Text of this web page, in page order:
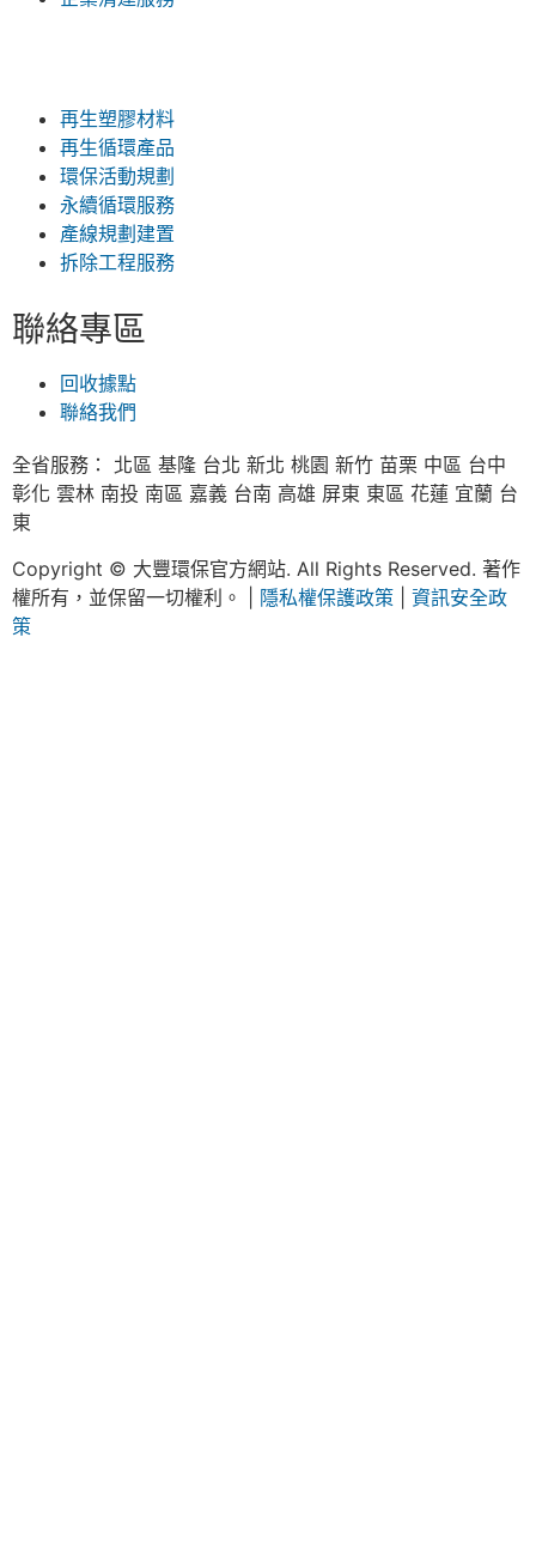
再生塑膠材料
再生循環產品
環保活動規劃
永續循環服務
產線規劃建置
拆除工程服務
聯絡專區
回收據點
聯絡我們
全省服務： 北區 基隆 台北 新北 桃園 新竹 苗栗 中區 台中
彰化 雲林 南投 南區 嘉義 台南 高雄 屏東 東區 花蓮 宜蘭 台
東
Copyright © 大豐環保官方網站. All Rights Reserved. 著作
權所有，並保留一切權利。 | 隱私權保護政策
資訊安全政
策